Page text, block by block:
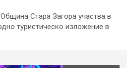
Стара Загора участва в
туристическо изложение в